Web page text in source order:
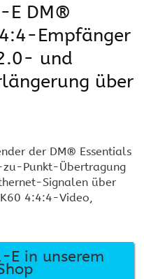
E DM®
Empfänger
und
über
der DM® Essentials
zu-Punkt-Übertragung
Signalen über
4:4:4-Video,
E in unserem